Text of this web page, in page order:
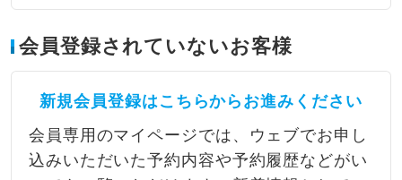
会員登録されていないお客様
新規会員登録はこちらからお進みください
会員専用のマイページでは、ウェブでお申し
込みいただいた予約内容や予約履歴などがい